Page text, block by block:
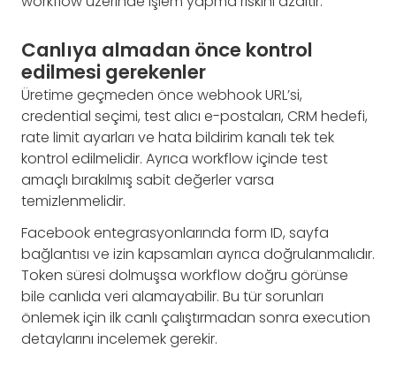
Canlıya almadan önce kontrol
edilmesi gerekenler
Üretime geçmeden önce webhook URL’si,
credential seçimi, test alıcı e-postaları, CRM hedefi,
rate limit ayarları ve hata bildirim kanalı tek tek
kontrol edilmelidir. Ayrıca workflow içinde test
amaçlı bırakılmış sabit değerler varsa
temizlenmelidir.
Facebook entegrasyonlarında form ID, sayfa
bağlantısı ve izin kapsamları ayrıca doğrulanmalıdır.
Token süresi dolmuşsa workflow doğru görünse
bile canlıda veri alamayabilir. Bu tür sorunları
önlemek için ilk canlı çalıştırmadan sonra execution
detaylarını incelemek gerekir.